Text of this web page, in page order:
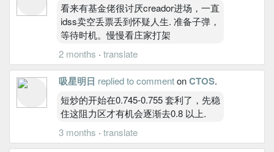
看来有基金佬很讨厌creador进场，一直
idss卖空丢票丢到怀疑人生. 准备子弹，
等待时机。慢慢看庄家打架
2 months · translate
吸星明日 replied to commentonCTOS.
短炒的开始在0.745-0.755 套利了，先稳
住这阻力区才有机会逐渐去0.8 以上.
3 months · translate